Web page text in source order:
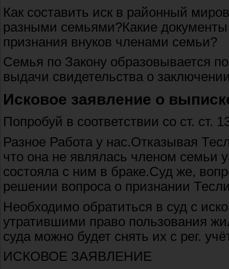
Как составить иск в районный
разными семьями?Какие
признания внуков членами семьи?
Семья по Закону образовывается
выдачи свидетельства о
Исковое заявление о
Попробуй в соответствии со ст. ст.
Разное Работа у нас.Отказывая
что она не являлась членом семьи
состояла с ним в браке.Суд же,
решении вопроса о признании
Необходимо обратиться в суд с
утратившими право пользования
суда можно будет снять их с рег.
ИСКОВОЕ ЗАЯВЛЕНИЕ